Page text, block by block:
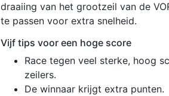
draaiing van het grootzeil van de
te passen voor extra snelheid.
Vijf tips voor een hoge score
Race tegen veel sterke, hoog
zeilers.
De winnaar krijgt extra punten.